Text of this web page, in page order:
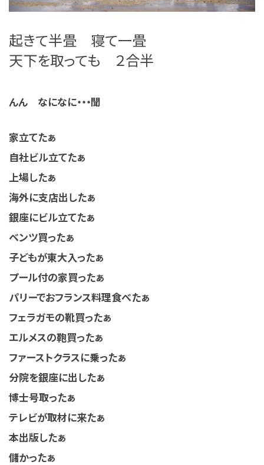
起きて半畳 寝て一畳
天下を取っても ２合半
んん なになに・・・聞
家立てたぁ
自社ビル立てたぁ
上場したぁ
海外に支店出したぁ
銀座にビル立てたぁ
ベンツ買ったぁ
子どもが東大入ったぁ
プール付の家買ったぁ
パリーでおフランス料理食べたぁ
フェラガモの靴買ったぁ
エルメスの鞄買ったぁ
ファーストクラスに乗ったぁ
分院を銀座に出したぁ
博士号取ったぁ
テレビが取材に来たぁ
本出版したぁ
儲かったぁ